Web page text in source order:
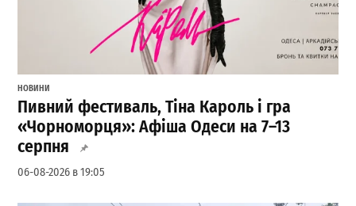
НОВИНИ
Пивний фестиваль, Тіна Кароль і гра
«Чорноморця»: Афіша Одеси на 7–13
серпня
06-08-2026 в 19:05